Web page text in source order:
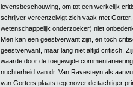
levensbeschouwing, om tot een werkelijk
schrijver vereenzelvigt zich vaak met
wetenschappelijk onderzoeker) niet
Men kan een geestverwant zijn, en toch
geestverwant, maar lang niet altijd critisch.
waarde door de toegewijde
nuchterheid van dr. Van Ravesteyn als
van Gorters plaats tegenover de tachtiger